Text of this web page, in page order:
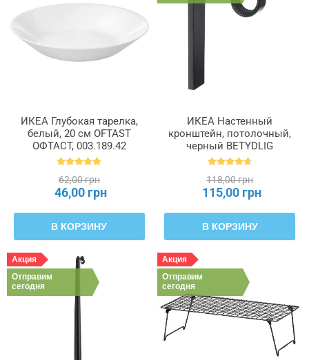
ИКЕА Глубокая тарелка,
белый, 20 см OFTAST
ОФТАСТ, 003.189.42
62,00 грн
46,00 грн
В КОРЗИНУ
ИКЕА Настенный
кронштейн, потолочный,
черный BETYDLIG
БЕТИДЛИГ, 602.172.28
118,00 грн
115,00 грн
В КОРЗИНУ
Акция
Отправим
сегодня
Акция
Отправим
сегодня